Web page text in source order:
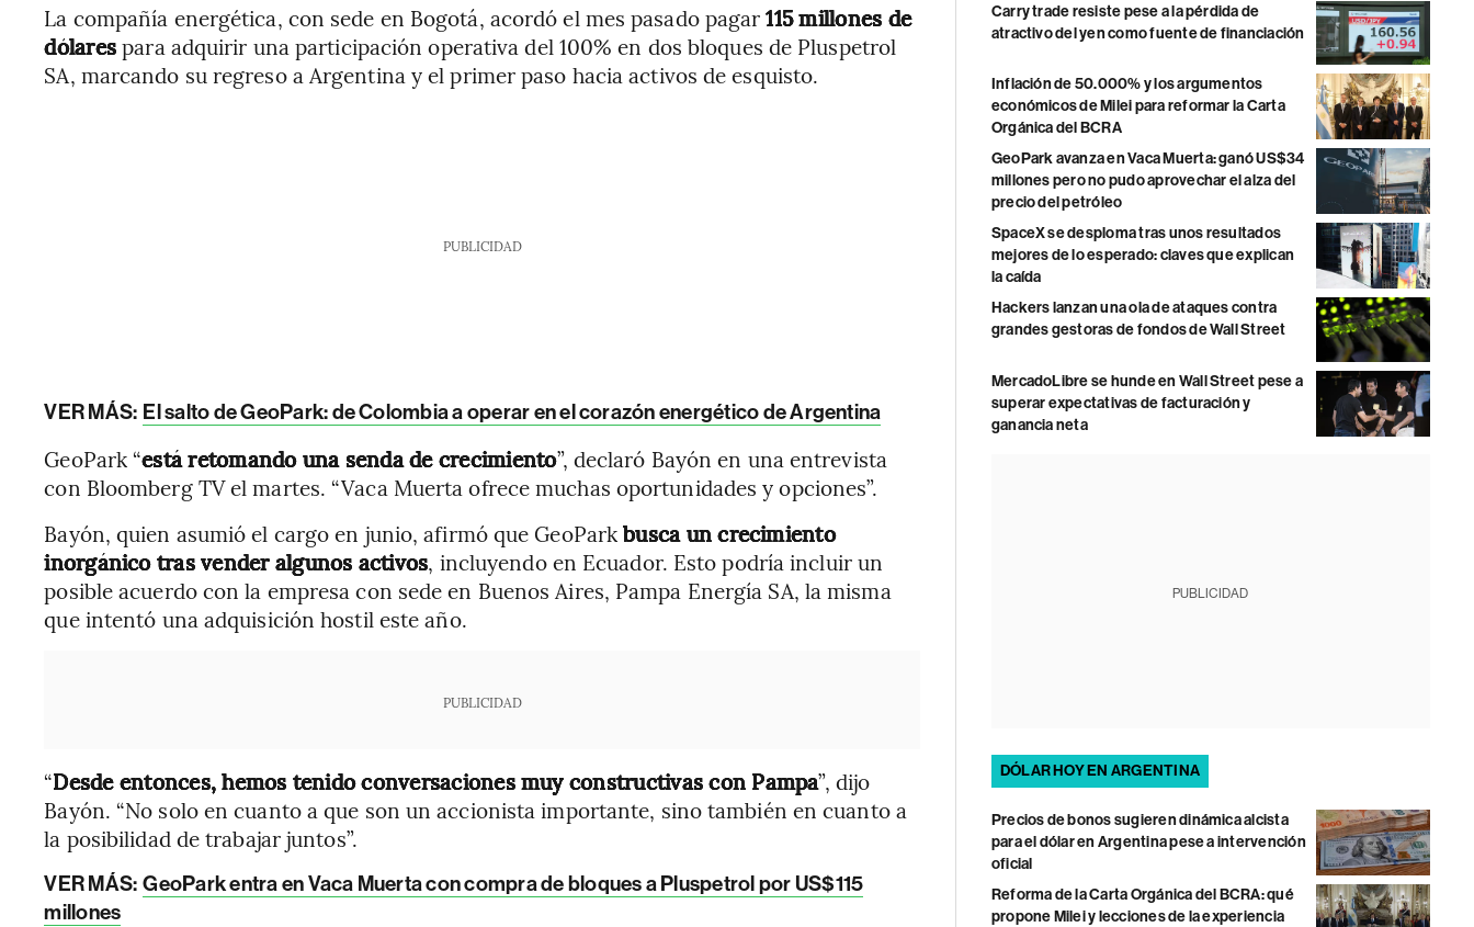
La compañía energética, con sede en Bogotá, acordó el mes pasado pagar115 millones de
dólarespara adquirir una participación operativa del 100% en dos bloques de Pluspetrol
SA, marcando su regreso a Argentina y el primer paso hacia activos de esquisto.
PUBLICIDAD
VER MÁS: El salto de GeoPark: de Colombia a operar en el corazón energético de Argentina
GeoPark “está retomando una senda de crecimiento”, declaró Bayón en una entrevista
con Bloomberg TV el martes. “Vaca Muerta ofrece muchas oportunidades y opciones”.
Bayón, quien asumió el cargo en junio, afirmó que GeoParkbusca un crecimiento
inorgánico tras vender algunos activos, incluyendo en Ecuador. Esto podría incluir un
posible acuerdo con la empresa con sede en Buenos Aires, Pampa Energía SA, la misma
que intentó una adquisición hostil este año.
PUBLICIDAD
“Desde entonces, hemos tenido conversaciones muy constructivas con Pampa”, dijo
Bayón. “No solo en cuanto a que son un accionista importante, sino también en cuanto a
la posibilidad de trabajar juntos”.
VER MÁS: GeoPark entra en Vaca Muerta con compra de bloques a Pluspetrol por US$115
millones
Carry trade resiste pese a la pérdida de
atractivo del yen como fuente de financiación
Inflación de 50.000% y los argumentos
económicos de Milei para reformar la Carta
Orgánica del BCRA
GeoPark avanza en Vaca Muerta: ganó US$34
millones pero no pudo aprovechar el alza del
precio del petróleo
SpaceX se desploma tras unos resultados
mejores de lo esperado: claves que explican
la caída
Hackers lanzan una ola de ataques contra
grandes gestoras de fondos de Wall Street
MercadoLibre se hunde en Wall Street pese a
superar expectativas de facturación y
ganancia neta
PUBLICIDAD
DÓLAR HOY EN ARGENTINA
Precios de bonos sugieren dinámica alcista
para el dólar en Argentina pese a intervención
oficial
Reforma de la Carta Orgánica del BCRA: qué
propone Milei y lecciones de la experiencia